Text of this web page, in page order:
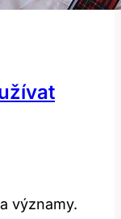
významy.